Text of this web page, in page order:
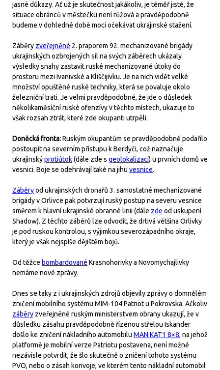
jasné důkazy. Ať už je skutečnost jakákoliv, je téměř jisté, že
situace obránců v městečku není růžová a pravděpodobně
budeme v dohledné době moci očekávat ukrajinské stažení.
Záběry zveřejněné 2. praporem 92. mechanizované brigády
ukrajinských ozbrojených sil na svých záběrech ukázaly
výsledky snahy zastavit ruské mechanizované útoky do
prostoru mezi Ivanivské a Kliščijivku. Je na nich vidět velké
množství opuštěné ruské techniky, která se povaluje okolo
železniční trati. Je velmi pravděpodobné, že jde o důsledek
několikaměsíční ruské ofenzívy v těchto místech, ukazuje to
však rozsah ztrát, které zde okupanti utrpěli.
Doněcká fronta:Ruským okupantům se pravděpodobně podařilo
postoupit na severním přístupu k Berdyči, což naznačuje
ukrajinskýprotiútok(dále zde s geolokalizací) u prvních domů ve
vesnici. Boje se odehrávají také na jihu vesnice.
Záběryod ukrajinských dronařů 3. samostatné mechanizované
brigády v Orlivce pak potvrzují ruský postup na severu vesnice
směrem k hlavní ukrajinské obranné linii (dále zde od uskupení
Shadow). Z těchto záběrů lze odvodit, že drtivá většina Orlivky
je pod ruskou kontrolou, s výjimkou severozápadního okraje,
který je však nejspíše dějištěm bojů.
Od těžce bombardované Krasnohorivky a Novomychajlivky
nemáme nové zprávy.
Dnes se taky z i ukrajinských zdrojů objevily zprávy o domnělém
zničení mobilního systému MIM-104 Patriot u Pokrovska. Ačkoliv
záběry zveřejněné ruským ministerstvem obrany ukazují, že v
důsledku zásahu pravděpodobně řízenou střelou Iskander
došlo ke zničení nákladního automobilu MAN KAT1 8×8, na jehož
platformě je mobilní verze Patriotu postavena, není možné
nezávisle potvrdit, že šlo skutečně o zničení tohoto systému
PVO, nebo o zásah konvoje, ve kterém tento nákladní automobil